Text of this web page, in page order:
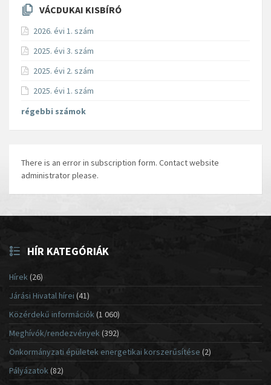
VÁCDUKAI KISBÍRÓ
2026. évi 1. szám
2025. évi 3. szám
2025. évi 2. szám
2025. évi 1. szám
régebbi számok
There is an error in subscription form. Contact website
administrator please.
HÍR KATEGÓRIÁK
Hírek(26)
Járási Hivatal hírei (41)
Közérdekű információk(1 060)
Meghívók/rendezvények (392)
Önkormányzati épületek energetikai korszerűsítése (2)
Pályázatok (82)